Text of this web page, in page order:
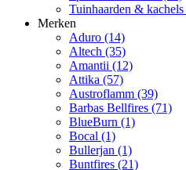
Tuinhaarden & kachels
Merken
Aduro (14)
Altech (35)
Amantii (12)
Attika (57)
Austroflamm (39)
Barbas Bellfires (71)
BlueBurn (1)
Bocal (1)
Bullerjan (1)
Buntfires (21)